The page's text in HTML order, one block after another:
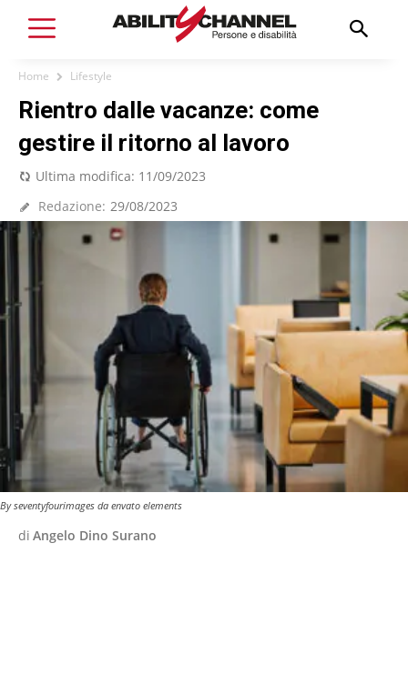
Home Lifestyle
Rientro dalle vacanze: come
gestire il ritorno al lavoro
Ultima modifica: 11/09/2023
Redazione: 29/08/2023
By seventyfourimages da envato elements
di Angelo Dino Surano